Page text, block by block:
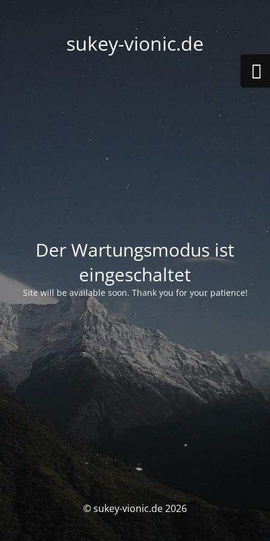
sukey-vionic.de
Der Wartungsmodus ist
eingeschaltet
Site will be available soon. Thank you for your patience!
© sukey-vionic.de 2026